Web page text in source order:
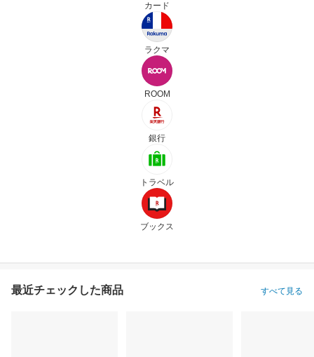
カード
ラクマ
ROOM
銀行
トラベル
ブックス
最近チェックした商品 すべて見る